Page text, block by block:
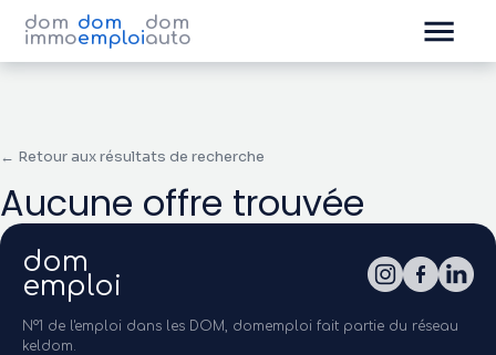
dom
immo
dom
emploi
dom
auto
← Retour aux résultats de recherche
Aucune offre trouvée
dom
emploi
N°1 de l'emploi dans les DOM, domemploi fait partie du réseau
keldom.